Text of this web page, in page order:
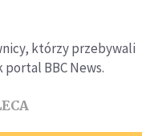
którzy przebywali
BBC News.